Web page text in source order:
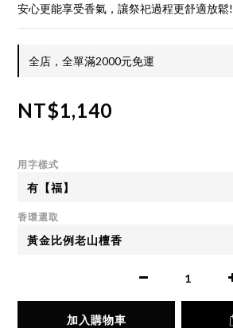
安心更能享受香氣，讓祭祀過程更舒適放鬆!
全店，全單滿2000元免運
NT$1,140
用字樣式
香環選取
加入購物車